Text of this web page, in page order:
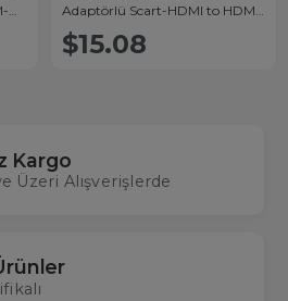
Adaptörlü Scart-HDMI to HDMI
Çevirici
$15.08
Kargo
Üzeri Alışverişlerde